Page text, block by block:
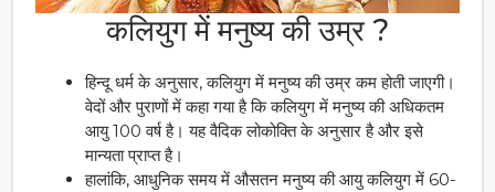
कलियुग में मनुष्य की उम्र ?
हिन्दू धर्म के अनुसार, कलियुग में मनुष्य की उम्र कम होती जाएगी।
वेदों और पुराणों में कहा गया है कि कलियुग में मनुष्य की अधिकतम
आयु 100 वर्ष है। यह वैदिक लोकोक्ति के अनुसार है और इसे
मान्यता प्राप्त है।
हालांकि, आधुनिक समय में औसतन मनुष्य की आयु कलियुग में 60-